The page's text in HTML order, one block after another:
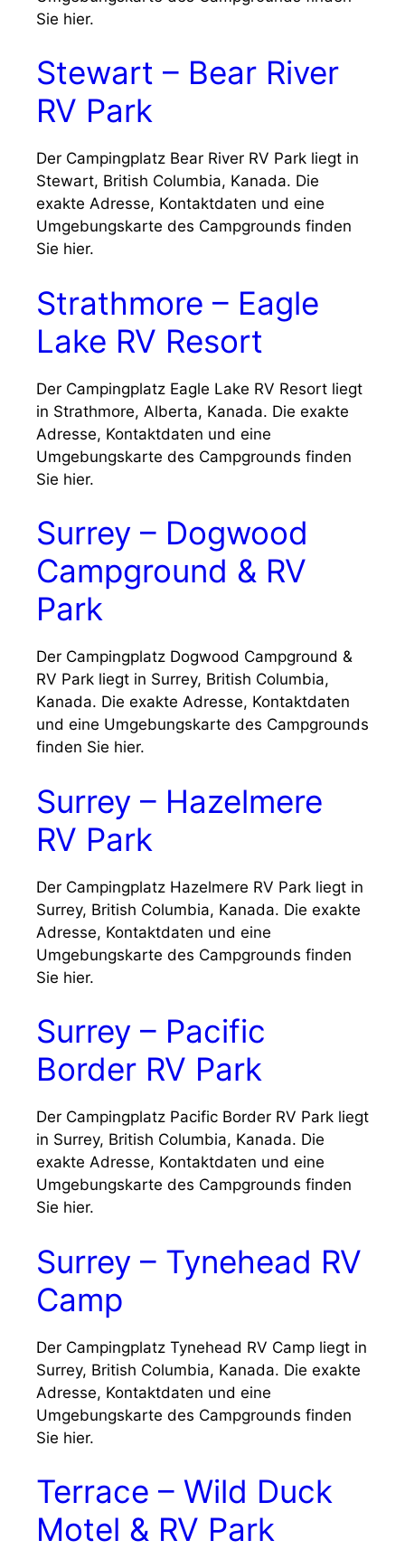
Sie hier.
Stewart – Bear River
RV Park
Der Campingplatz Bear River RV Park liegt in
Stewart, British Columbia, Kanada. Die
exakte Adresse, Kontaktdaten und eine
Umgebungskarte des Campgrounds finden
Sie hier.
Strathmore – Eagle
Lake RV Resort
Der Campingplatz Eagle Lake RV Resort liegt
in Strathmore, Alberta, Kanada. Die exakte
Adresse, Kontaktdaten und eine
Umgebungskarte des Campgrounds finden
Sie hier.
Surrey – Dogwood
Campground & RV
Park
Der Campingplatz Dogwood Campground &
RV Park liegt in Surrey, British Columbia,
Kanada. Die exakte Adresse, Kontaktdaten
und eine Umgebungskarte des Campgrounds
finden Sie hier.
Surrey – Hazelmere
RV Park
Der Campingplatz Hazelmere RV Park liegt in
Surrey, British Columbia, Kanada. Die exakte
Adresse, Kontaktdaten und eine
Umgebungskarte des Campgrounds finden
Sie hier.
Surrey – Pacific
Border RV Park
Der Campingplatz Pacific Border RV Park liegt
in Surrey, British Columbia, Kanada. Die
exakte Adresse, Kontaktdaten und eine
Umgebungskarte des Campgrounds finden
Sie hier.
Surrey – Tynehead RV
Camp
Der Campingplatz Tynehead RV Camp liegt in
Surrey, British Columbia, Kanada. Die exakte
Adresse, Kontaktdaten und eine
Umgebungskarte des Campgrounds finden
Sie hier.
Terrace – Wild Duck
Motel & RV Park